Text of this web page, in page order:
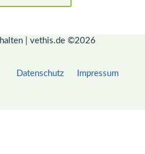
| vethis.de ©2026
Datenschutz Impressum